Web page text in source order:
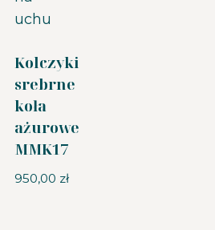
Kolczyki
srebrne
koła
ażurowe
MMK17
950,00 zł